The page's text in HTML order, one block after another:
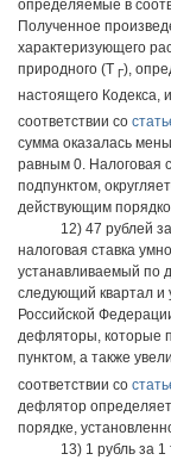
определяемые в
Полученное
характеризующего
природного (Т Г),
настоящего Кодекса,
соответствии со
сумма оказалась
равным 0. Налоговая
подпунктом,
действующим
12) 47 рублей
налоговая ставка
устанавливаемый по
следующий квартал и
Российской
дефляторы, которые
пунктом, а также
соответствии со
дефлятор
порядке,
13) 1 рубль за